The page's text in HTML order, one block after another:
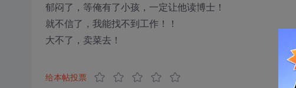
郁闷了，等俺有了小孩，一定让他读博士！
就不信了，我能找不到工作！！
大不了，卖菜去！
给本帖投票